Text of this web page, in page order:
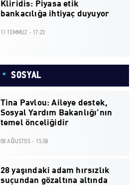
Kliridis: Piyasa etik
bankacılığa ihtiyaç duyuyor
11 TEMMUZ - 17:23
SOSYAL
Tina Pavlou: Aileye destek,
Sosyal Yardım Bakanlığı’nın
temel önceliğidir
08 AĞUSTOS - 15:58
28 yaşındaki adam hırsızlık
suçundan gözaltına altında